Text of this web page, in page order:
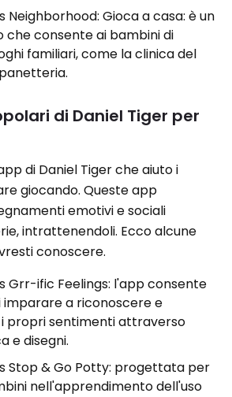
Neighborhood: Gioca a casa: è un
che consente ai bambini di
familiari, come la clinica del
di Daniel Tiger per
di Daniel Tiger che aiuto i
giocando. Queste app
emotivi e sociali
intrattenendoli. Ecco alcune
conoscere.
Grr-ific Feelings: l'app consente
imparare a riconoscere e
propri sentimenti attraverso
e disegni.
Stop & Go Potty: progettata per
nell'apprendimento dell'uso